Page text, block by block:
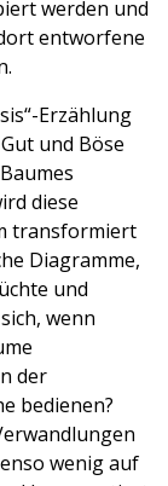
werden und
entworfene
Erzählung
und Böse
diese
transformiert
Diagramme,
und
wenn
der
bedienen?
wenig auf